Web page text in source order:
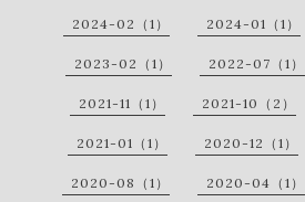
2024-02（1） 2024-01（1）
2023-02（1） 2022-07（1）
2021-11（1） 2021-10（2）
2021-01（1） 2020-12（1）
2020-08（1） 2020-04（1）